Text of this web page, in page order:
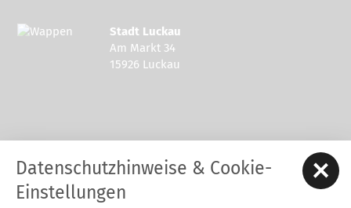
Stadt Luckau
Am Markt 34
15926 Luckau
Tel.: 03544 - 594 0
Fax: 03544 - 2948
E-Mail:stadt@luckau.de
Datenschutzhinweise & Cookie-
Einstellungen